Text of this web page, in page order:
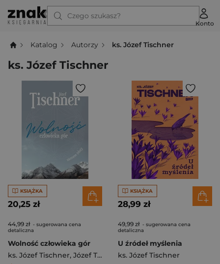
Czego szukasz?
Konto
Katalog Autorzy ks. Józef Tischner
ks. Józef Tischner
KSIĄŻKA
20,25 zł
44,99 zł - sugerowana cena
detaliczna
Wolność człowieka gór
ks. Józef Tischner, Józef Tischner
KSIĄŻKA
28,99 zł
49,99 zł - sugerowana cena
detaliczna
U źródeł myślenia
ks. Józef Tischner